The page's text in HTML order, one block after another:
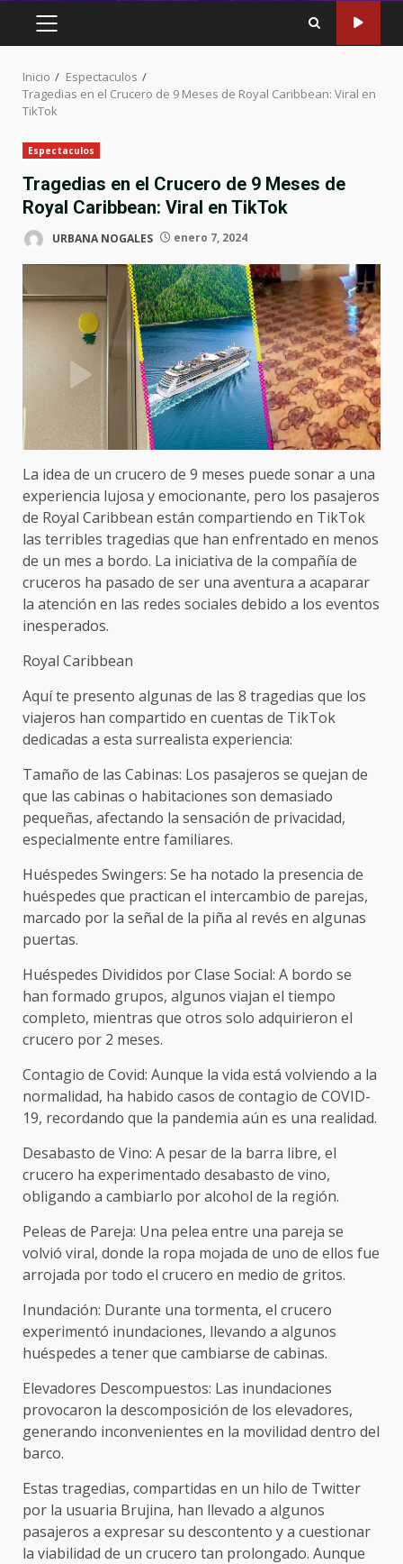
MENÚ
PRINCIPAL
Inicio
Espectaculos
Tragedias en el Crucero de 9 Meses de Royal Caribbean: Viral en
TikTok
Espectaculos
Tragedias en el Crucero de 9 Meses de
Royal Caribbean: Viral en TikTok
URBANA NOGALES enero 7, 2024
La idea de un crucero de 9 meses puede sonar a una
experiencia lujosa y emocionante, pero los pasajeros
de Royal Caribbean están compartiendo en TikTok
las terribles tragedias que han enfrentado en menos
de un mes a bordo. La iniciativa de la compañía de
cruceros ha pasado de ser una aventura a acaparar
la atención en las redes sociales debido a los eventos
inesperados.
Royal Caribbean
Aquí te presento algunas de las 8 tragedias que los
viajeros han compartido en cuentas de TikTok
dedicadas a esta surrealista experiencia:
Tamaño de las Cabinas: Los pasajeros se quejan de
que las cabinas o habitaciones son demasiado
pequeñas, afectando la sensación de privacidad,
especialmente entre familiares.
Huéspedes Swingers: Se ha notado la presencia de
huéspedes que practican el intercambio de parejas,
marcado por la señal de la piña al revés en algunas
puertas.
Huéspedes Divididos por Clase Social: A bordo se
han formado grupos, algunos viajan el tiempo
completo, mientras que otros solo adquirieron el
crucero por 2 meses.
Contagio de Covid: Aunque la vida está volviendo a la
normalidad, ha habido casos de contagio de COVID-
19, recordando que la pandemia aún es una realidad.
Desabasto de Vino: A pesar de la barra libre, el
crucero ha experimentado desabasto de vino,
obligando a cambiarlo por alcohol de la región.
Peleas de Pareja: Una pelea entre una pareja se
volvió viral, donde la ropa mojada de uno de ellos fue
arrojada por todo el crucero en medio de gritos.
Inundación: Durante una tormenta, el crucero
experimentó inundaciones, llevando a algunos
huéspedes a tener que cambiarse de cabinas.
Elevadores Descompuestos: Las inundaciones
provocaron la descomposición de los elevadores,
generando inconvenientes en la movilidad dentro del
barco.
Estas tragedias, compartidas en un hilo de Twitter
por la usuaria Brujina, han llevado a algunos
pasajeros a expresar su descontento y a cuestionar
la viabilidad de un crucero tan prolongado. Aunque